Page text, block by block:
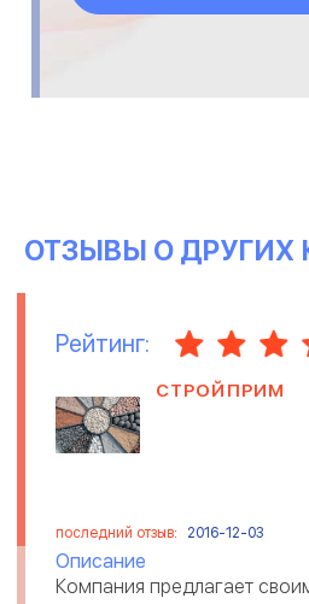
ОТЗЫВЫ О ДРУГИХ
Рейтинг:
СТРОЙПРИМ
последний отзыв: 2016-12-03
Описание
Компания предлагает